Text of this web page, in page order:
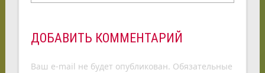
ДОБАВИТЬ КОММЕНТАРИЙ
Ваш e-mail не будет опубликован. Обязательные